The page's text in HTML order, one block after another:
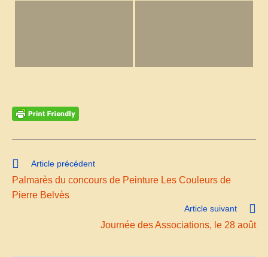
Read
articles
Article précédent
Palmarès du concours de Peinture Les Couleurs de
Pierre Belvès
Article suivant
Journée des Associations, le 28 août